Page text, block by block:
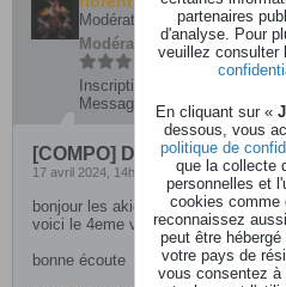
Modérateur
Modérateur
Inscription:
Messages:
5093
[COMPO] Dronix Part 4
17 avril 2024, 14h21
bonjour les akiennes et akiens
voici le 4eme volet de mon projet
bonne écoute
partenaires
d'analyse. Pour
veuillez consulter
En cliquant sur «
dessous, vous
politique de
que la collecte
personnelles et
cookies comme
reconnaissez
peut être
votre pays de
vous consentez